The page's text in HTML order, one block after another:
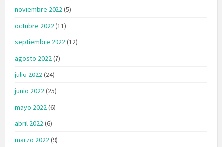
noviembre 2022(5)
octubre 2022(11)
septiembre 2022(12)
agosto 2022(7)
julio 2022(24)
junio 2022(25)
mayo 2022(6)
abril 2022(6)
marzo 2022(9)